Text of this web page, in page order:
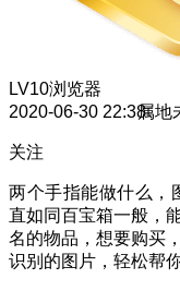
LV10浏览器
2020-06-30 22:38属地
关注
两个手指能做什么，
直如同百宝箱一般，
名的物品，想要购买
识别的图片，轻松帮